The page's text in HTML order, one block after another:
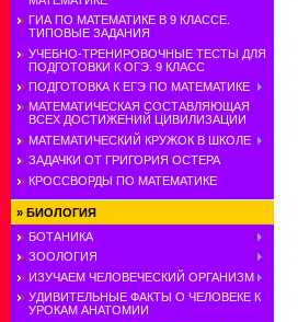
ГИА ПО МАТЕМАТИКЕ В 9 КЛАССЕ.
ТИПОВЫЕ ЗАДАНИЯ
УЧЕБНО-ТРЕНИРОВОЧНЫЕ ТЕСТЫ ДЛЯ
ПОДГОТОВКИ К ОГЭ. 9 КЛАСС
ПОДГОТОВКА К ЕГЭ ПО МАТЕМАТИКЕ
МАТЕМАТИЧЕСКАЯ СОСТАВЛЯЮЩАЯ
ВСЕХ ДОСТИЖЕНИЙ ЦИВИЛИЗАЦИИ
МАТЕМАТИЧЕСКИЙ КРУЖОК В ШКОЛЕ
ЗАДАЧКИ ОТ ГРИГОРИЯ ОСТЕРА
КРОССВОРДЫ ПО МАТЕМАТИКЕ
» БИОЛОГИЯ
БОТАНИКА
ЗООЛОГИЯ
ИЗУЧАЕМ ЧЕЛОВЕЧЕСКИЙ ОРГАНИЗМ
УДИВИТЕЛЬНЫЕ ФАКТЫ О ЧЕЛОВЕКЕ К
УРОКАМ АНАТОМИИ